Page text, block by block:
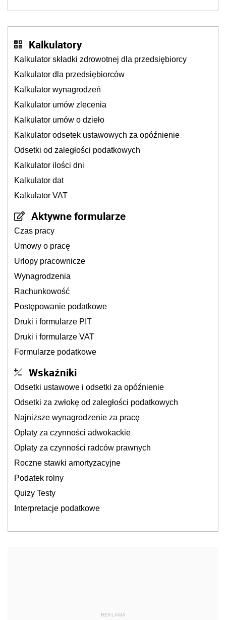
Kalkulatory
Kalkulator składki zdrowotnej dla przedsiębiorcy
Kalkulator dla przedsiębiorców
Kalkulator wynagrodzeń
Kalkulator umów zlecenia
Kalkulator umów o dzieło
Kalkulator odsetek ustawowych za opóźnienie
Odsetki od zaległości podatkowych
Kalkulator ilości dni
Kalkulator dat
Kalkulator VAT
Aktywne formularze
Czas pracy
Umowy o pracę
Urlopy pracownicze
Wynagrodzenia
Rachunkowość
Postępowanie podatkowe
Druki i formularze PIT
Druki i formularze VAT
Formularze podatkowe
Wskaźniki
Odsetki ustawowe i odsetki za opóźnienie
Odsetki za zwłokę od zaległości podatkowych
Najniższe wynagrodzenie za pracę
Opłaty za czynności adwokackie
Opłaty za czynności radców prawnych
Roczne stawki amortyzacyjne
Podatek rolny
Quizy Testy
Interpretacje podatkowe
REKLAMA